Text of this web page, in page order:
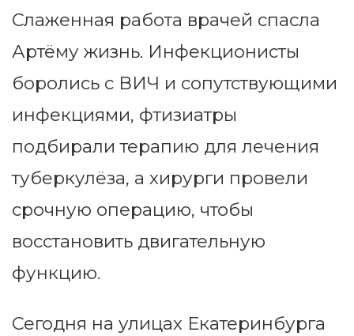
Слаженная работа врачей спасла
Артёму жизнь. Инфекционисты
боролись с ВИЧ и сопутствующими
инфекциями, фтизиатры
подбирали терапию для лечения
туберкулёза, а хирурги провели
срочную операцию, чтобы
восстановить двигательную
функцию.
Сегодня на улицах Екатеринбурга